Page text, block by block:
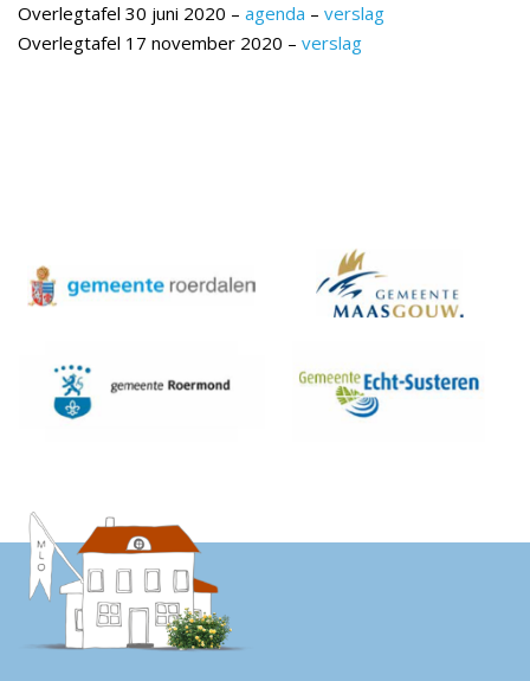
Overlegtafel 30 juni 2020 – agenda – verslag
Overlegtafel 17 november 2020 – verslag